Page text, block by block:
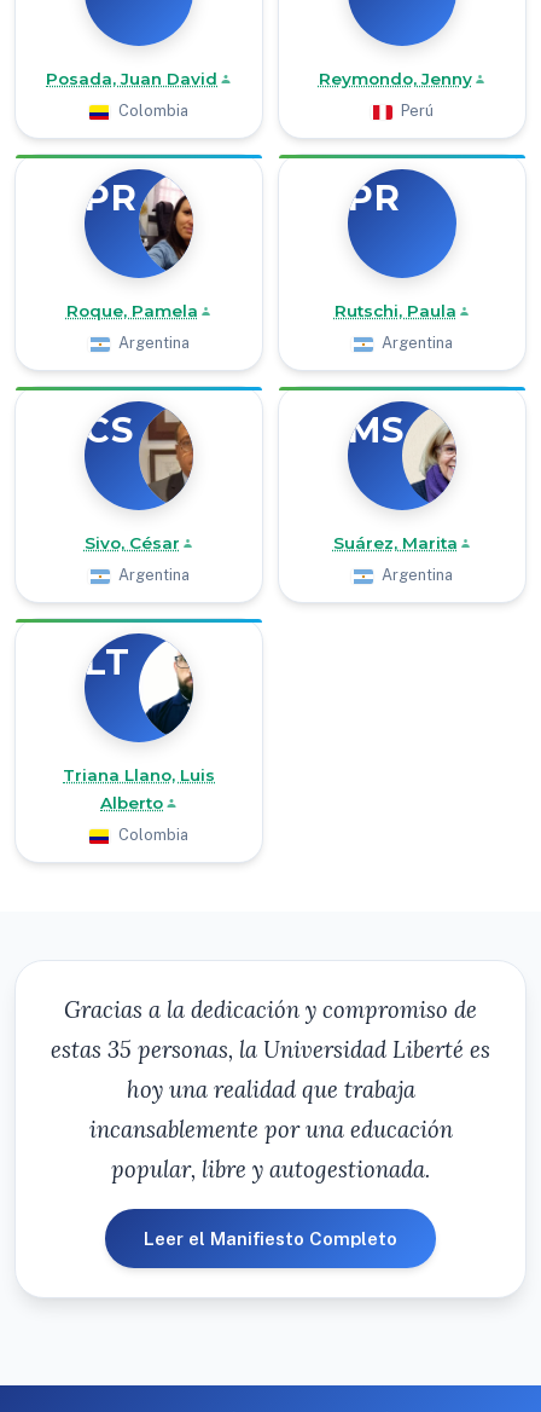
Posada, Juan David
Colombia
Reymondo, Jenny
Perú
PR
Roque, Pamela
Argentina
PR
Rutschi, Paula
Argentina
CS
Sivo, César
Argentina
MS
Suárez, Marita
Argentina
LT
Triana Llano, Luis
Alberto
Colombia
Gracias a la dedicación y compromiso de
estas 35 personas, la Universidad Liberté es
hoy una realidad que trabaja
incansablemente por una educación
popular, libre y autogestionada.
Leer el Manifiesto Completo